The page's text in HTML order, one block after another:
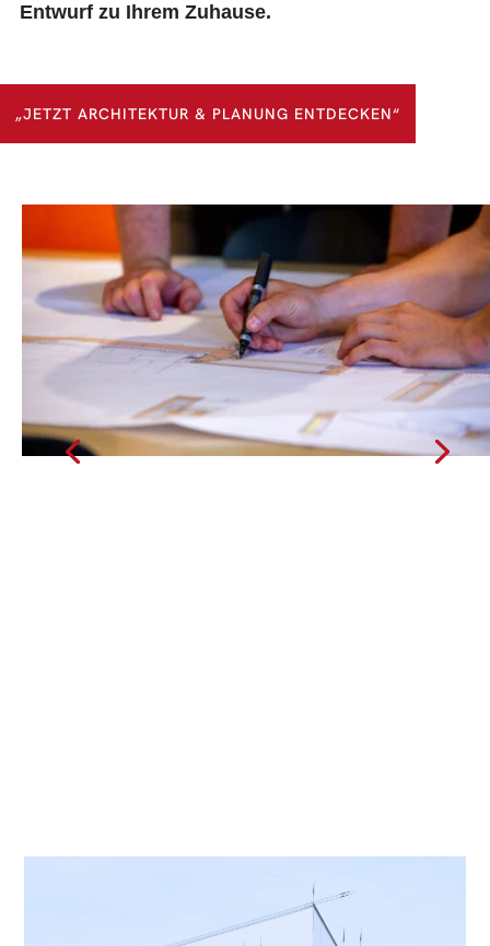
Entwurf zu Ihrem Zuhause.
„JETZT ARCHITEKTUR & PLANUNG ENTDECKEN“